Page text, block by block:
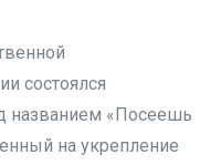
состоялся
названием «Посеешь
на укрепление